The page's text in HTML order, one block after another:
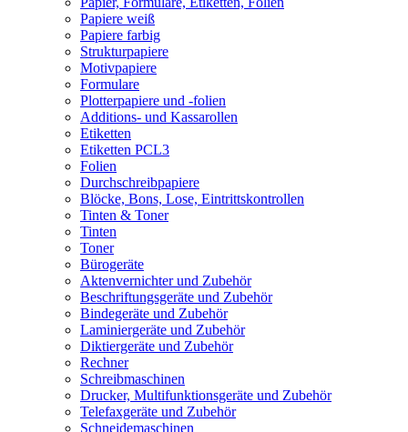
Papiere weiß
Papiere farbig
Strukturpapiere
Motivpapiere
Formulare
Plotterpapiere und -folien
Additions- und Kassarollen
Etiketten
Etiketten PCL3
Folien
Durchschreibpapiere
Blöcke, Bons, Lose, Eintrittskontrollen
Tinten & Toner
Tinten
Toner
Bürogeräte
Aktenvernichter und Zubehör
Beschriftungsgeräte und Zubehör
Bindegeräte und Zubehör
Laminiergeräte und Zubehör
Diktiergeräte und Zubehör
Rechner
Schreibmaschinen
Drucker, Multifunktionsgeräte und Zubehör
Telefaxgeräte und Zubehör
Schneidemaschinen